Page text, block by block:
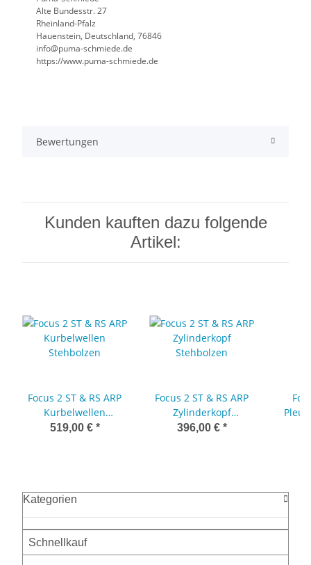
Alte Bundesstr. 27
Rheinland-Pfalz
Hauenstein, Deutschland, 76846
info@puma-schmiede.de
https://www.puma-schmiede.de
Bewertungen
Kunden kauften dazu folgende
Artikel:
Focus 2 ST & RS ARP
Kurbelwellen
Stehbolzen
519,00 € *
Focus 2 ST & RS ARP
Zylinderkopf
Stehbolzen
396,00 € *
Kategorien
Schnellkauf